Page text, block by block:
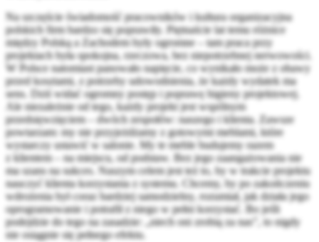
Na szczęście świadomość pracowników i kultura organizacyjna
polskich firm bardzo się poprawiły. Piętnaście lat temu różnice
między Polską a Zachodem były ogromne – tam praca przy
projektach była spokojna, rzeczowa, bez niepotrzebnej nerwowości.
W Polsce natomiast panowało napięcie, co wynikało może z obawy
przed kosztami, z potrzeby udowodnienia, że każdy wydatek ma
sens. Dziś widać ogromny postęp i poprawę higieny projektowej.
Ale niezależnie od tego, każdy projekt jest wspólnym
przedsięwzięciem – dwóch zespołów: naszego i klienta. Zawsze
powtarzam: my nie przyjeżdżamy z gotowymi meblami, które
wystarczy ustawić w salonie. My te meble budujemy razem
z klientem – na miejscu, od podstaw. Bez jego zaangażowania nie
ma szans na sukces. Naszym celem jest też to, by w trakcie projektu
nauczyć klienta korzystania z systemu. Chcemy, by po zakończeniu
wdrożenia był coraz bardziej samodzielny, rozumiał, jak działa jego
oprogramowanie i potrafił z niego w pełni korzystać. Bo jeśli
podejdzie do tego na zasadzie: „niech oni zrobią za nas”, to nigdy
nie osiągnie się pełnego efektu.